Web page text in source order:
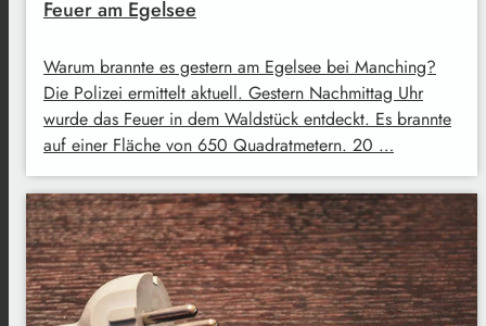
Feuer am Egelsee
Warum brannte es gestern am Egelsee bei Manching?
Die Polizei ermittelt aktuell. Gestern Nachmittag Uhr
wurde das Feuer in dem Waldstück entdeckt. Es brannte
auf einer Fläche von 650 Quadratmetern. 20 …